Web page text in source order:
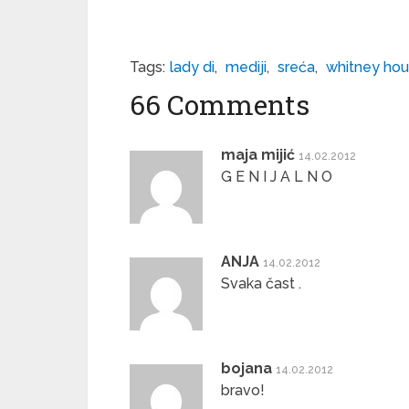
Tags: lady di, mediji, sreća, whitney
66 Comments
maja mijić 14.02.2012
G E N I J A L N O
ANJA 14.02.2012
Svaka čast .
bojana 14.02.2012
bravo!